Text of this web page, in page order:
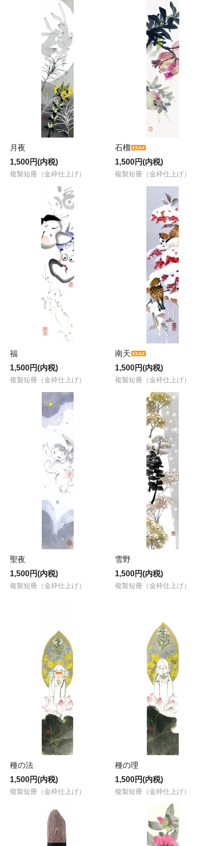
月夜
1,500円(内税)
複製短冊（金枠仕上げ）
石榴
1,500円(内税)
複製短冊（金枠仕上げ）
福
1,500円(内税)
複製短冊（金枠仕上げ）
南天
1,500円(内税)
複製短冊（金枠仕上げ）
聖夜
1,500円(内税)
複製短冊（金枠仕上げ）
雪野
1,500円(内税)
複製短冊（金枠仕上げ）
種の法
1,500円(内税)
複製短冊（金枠仕上げ）
種の理
1,500円(内税)
複製短冊（金枠仕上げ）